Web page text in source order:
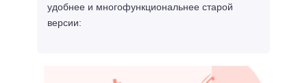
удобнее и многофункциональнее старой
версии: